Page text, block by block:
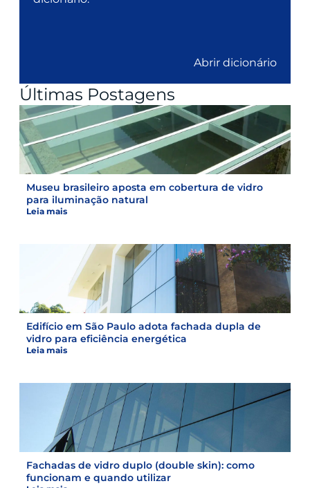
Abrir dicionário
Últimas Postagens
Museu brasileiro aposta em cobertura de vidro
para iluminação natural
Leia mais
Edifício em São Paulo adota fachada dupla de
vidro para eficiência energética
Leia mais
Fachadas de vidro duplo (double skin): como
funcionam e quando utilizar